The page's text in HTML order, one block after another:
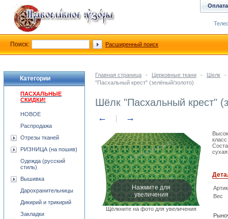
Главная страница - Церковные ткани - Шелк
-
"Пасхальный крест" (зелёный/золото)
Шёлк "Пасхальный крест"
← →
Нажмите для
увеличения
Щёлкните на фото для увеличения
Вес
Категории
ПАСХАЛЬНЫЕ
СКИДКИ!
НОВОЕ
Распродажа
Отрезы тканей
РИЗНИЦА (на пошив)
Одежда (русский
стиль)
Вышивка
Дарохранительницы
Дикирий и трикирий
Закладки
Оплата
Поиск: Расширенный поиск